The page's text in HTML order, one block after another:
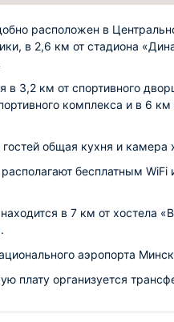
расположен в
в 2,6 км от стадиона
в 3,2 км от спортивного
комплекса и в 6 км
общая кухня и камера
бесплатным WiFi
в 7 км от хостела
аэропорта
плату организуется